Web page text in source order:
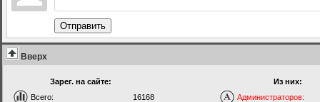
Отправить
Вверх
Зарег. на сайте:
Всего:
16168
Из них:
Администраторов: